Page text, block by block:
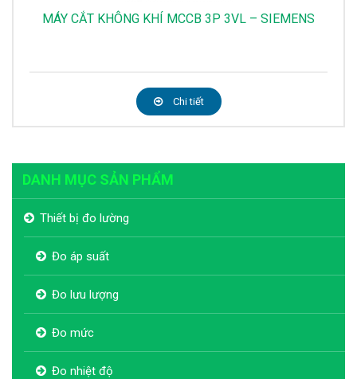
MÁY CẮT KHÔNG KHÍ MCCB 3P 3VL – SIEMENS
Chi tiết
DANH MỤC SẢN PHẨM
Thiết bị đo lường
Đo áp suất
Đo lưu lượng
Đo mức
Đo nhiệt độ